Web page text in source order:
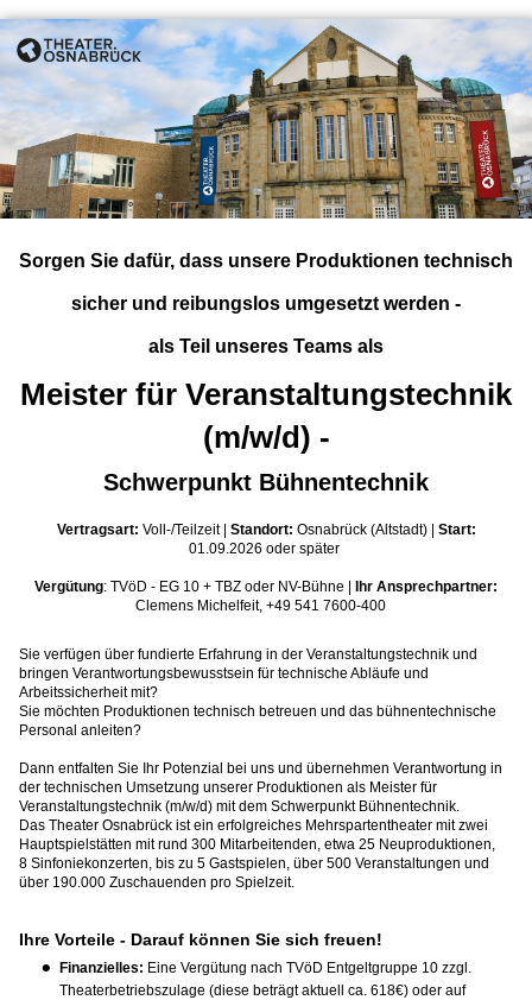
Sorgen Sie dafür, dass unsere Produktionen technisch
sicher und reibungslos umgesetzt werden -
als Teil unseres Teams als
Meister für Veranstaltungstechnik
(m/w/d) -
Schwerpunkt Bühnentechnik
Vertragsart: Voll-/Teilzeit | Standort: Osnabrück (Altstadt) | Start:
01.09.2026 oder später
Vergütung: TVöD - EG 10 + TBZ oder NV-Bühne | Ihr Ansprechpartner:
Clemens Michelfeit, +49 541 7600-400
Sie verfügen über fundierte Erfahrung in der Veranstaltungstechnik und
bringen Verantwortungsbewusstsein für technische Abläufe und
Arbeitssicherheit mit?
Sie möchten Produktionen technisch betreuen und das bühnentechnische
Personal anleiten?
Dann entfalten Sie Ihr Potenzial bei uns und übernehmen Verantwortung in
der technischen Umsetzung unserer Produktionen als Meister für
Veranstaltungstechnik (m/w/d) mit dem Schwerpunkt Bühnentechnik.
Das Theater Osnabrück ist ein erfolgreiches Mehrspartentheater mit zwei
Hauptspielstätten mit rund 300 Mitarbeitenden, etwa 25 Neuproduktionen,
8 Sinfoniekonzerten, bis zu 5 Gastspielen, über 500 Veranstaltungen und
über 190.000 Zuschauenden pro Spielzeit.
Ihre Vorteile - Darauf können Sie sich freuen!
Finanzielles: Eine Vergütung nach TVöD Entgeltgruppe 10 zzgl.
Theaterbetriebszulage (diese beträgt aktuell ca. 618€) oder auf